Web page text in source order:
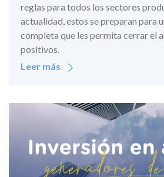
reglas para todos los sectores
actualidad, estos se preparan para
completa que les permita cerrar el
positivos.
Leer más